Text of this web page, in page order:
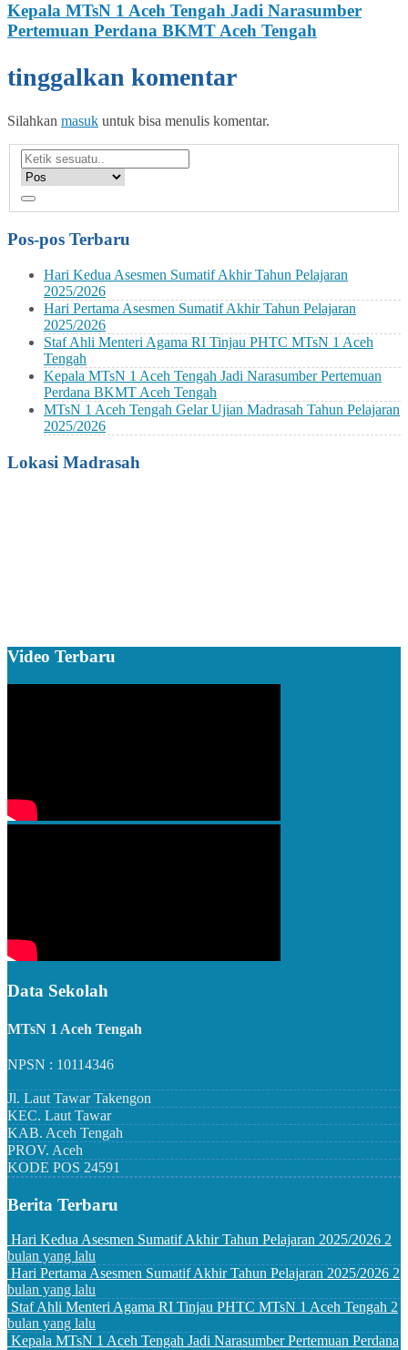
Kepala MTsN 1 Aceh Tengah Jadi Narasumber
Pertemuan Perdana BKMT Aceh Tengah
tinggalkan komentar
Silahkan masuk untuk bisa menulis komentar.
Pos-pos Terbaru
Hari Kedua Asesmen Sumatif Akhir Tahun Pelajaran
2025/2026
Hari Pertama Asesmen Sumatif Akhir Tahun Pelajaran
2025/2026
Staf Ahli Menteri Agama RI Tinjau PHTC MTsN 1 Aceh
Tengah
Kepala MTsN 1 Aceh Tengah Jadi Narasumber Pertemuan
Perdana BKMT Aceh Tengah
MTsN 1 Aceh Tengah Gelar Ujian Madrasah Tahun Pelajaran
2025/2026
Lokasi Madrasah
Video Terbaru
Data Sekolah
MTsN 1 Aceh Tengah
NPSN : 10114346
Jl. Laut Tawar Takengon
KEC. Laut Tawar
KAB. Aceh Tengah
PROV. Aceh
KODE POS 24591
Berita Terbaru
Hari Kedua Asesmen Sumatif Akhir Tahun Pelajaran 2025/2026 2
bulan yang lalu
Hari Pertama Asesmen Sumatif Akhir Tahun Pelajaran 2025/2026 2
bulan yang lalu
Staf Ahli Menteri Agama RI Tinjau PHTC MTsN 1 Aceh Tengah 2
bulan yang lalu
Kepala MTsN 1 Aceh Tengah Jadi Narasumber Pertemuan Perdana